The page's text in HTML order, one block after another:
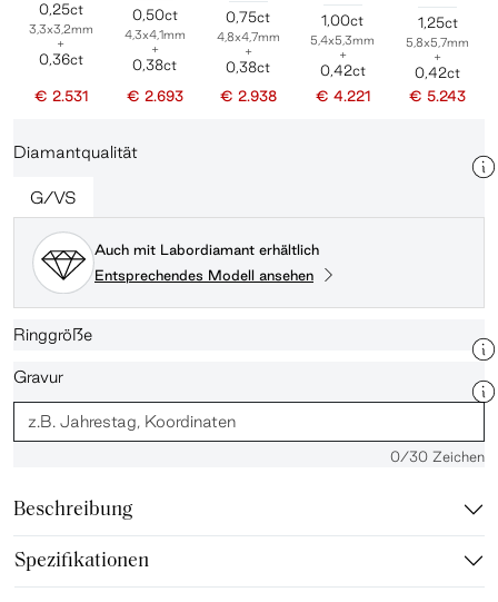
0,25ct
3,3x3,2mm
+
0,36ct
€ 2.531
0,50ct
4,3x4,1mm
+
0,38ct
€ 2.693
0,75ct
4,8x4,7mm
+
0,38ct
€ 2.938
1,00ct
5,4x5,3mm
+
0,42ct
€ 4.221
1,25ct
5,8x5,7mm
+
0,42ct
€ 5.243
Diamantqualität
G/VS
Auch mit Labordiamant erhältlich
Entsprechendes Modell ansehen
Ringgröße
Gravur
0/30 Zeichen
Beschreibung
Spezifikationen